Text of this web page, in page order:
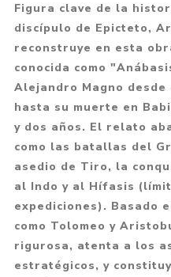
Figura clave de la
discípulo de Epicteto,
reconstruye en esta
conocida como
Alejandro Magno
hasta su muerte en
y dos años. El relato
como las batallas del
asedio de Tiro, la
al Indo y al Hífasis
expediciones). Basado
como Tolomeo y
rigurosa, atenta a los
estratégicos, y